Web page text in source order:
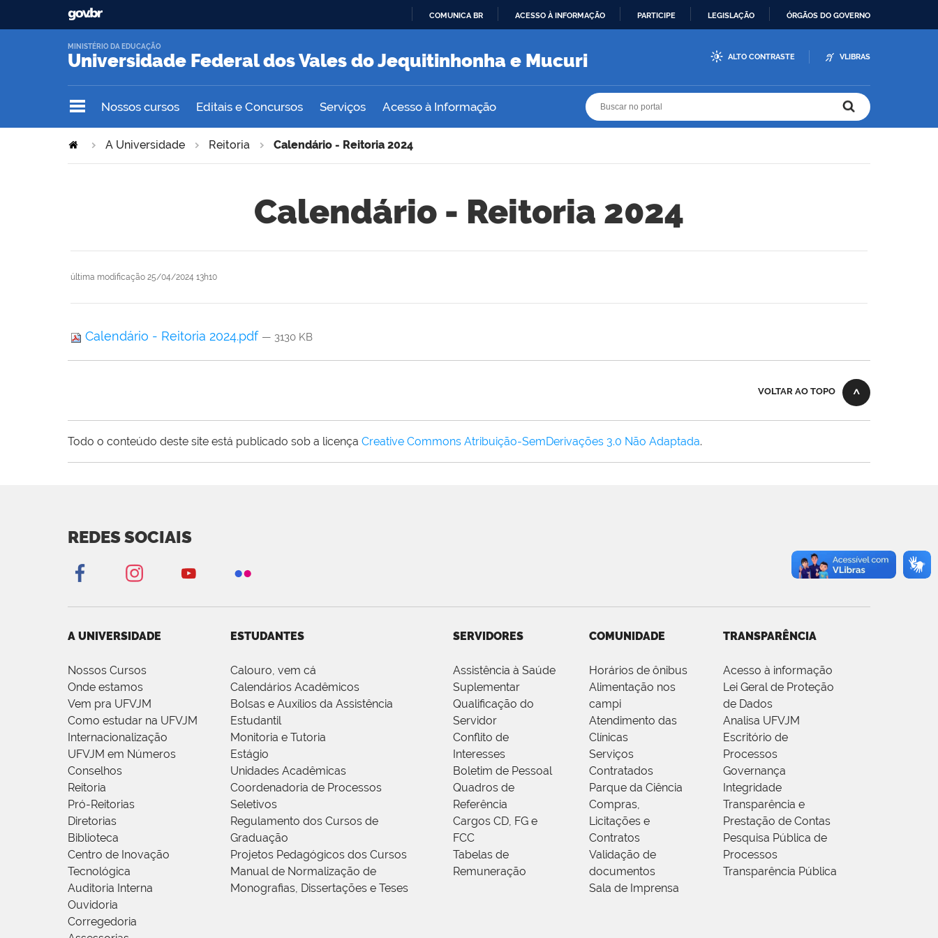
O
COMUNICA BR ACESSO À INFORMAÇÃO PARTICIPE LEGISLAÇÃO ÓRGÃOS DO GOVERNO
Universidade Federal dos Vales do Jequitinhonha e Mucuri
MINISTÉRIO DA EDUCAÇÃO
ALTO CONTRASTE VLIBRAS
Nossos cursos Editais e Concursos Serviços Acesso à Informação
A Universidade Reitoria Calendário - Reitoria 2024
Calendário - Reitoria 2024
última modificação 25/04/2024 13h10
Calendário - Reitoria 2024.pdf — 3130 KB
VOLTAR AO TOPO
Todo o conteúdo deste site está publicado sob a licença Creative Commons Atribuição-SemDerivações 3.0 Não Adaptada.
REDES SOCIAIS
A UNIVERSIDADE
Nossos Cursos
Onde estamos
Vem pra UFVJM
Como estudar na UFVJM
Internacionalização
UFVJM em Números
Conselhos
Reitoria
Pró-Reitorias
Diretorias
Biblioteca
Centro de Inovação
Tecnológica
Auditoria Interna
Ouvidoria
Corregedoria
ESTUDANTES
Calouro, vem cá
Calendários Acadêmicos
Bolsas e Auxílios da Assistência
Estudantil
Monitoria e Tutoria
Estágio
Unidades Acadêmicas
Coordenadoria de Processos
Seletivos
Regulamento dos Cursos de
Graduação
Projetos Pedagógicos dos Cursos
Manual de Normalização de
Monografias, Dissertações e Teses
SERVIDORES
Assistência à Saúde
Suplementar
Qualificação do
Servidor
Conflito de
Interesses
Boletim de Pessoal
Quadros de
Referência
Cargos CD, FG e
FCC
Tabelas de
Remuneração
COMUNIDADE
Horários de ônibus
Alimentação nos
campi
Atendimento das
Clínicas
Serviços
Contratados
Parque da Ciência
Compras,
Licitações e
Contratos
Validação de
documentos
Sala de Imprensa
TRANSPARÊNCIA
Acesso à informação
Lei Geral de Proteção
de Dados
Analisa UFVJM
Escritório de
Processos
Governança
Integridade
Transparência e
Prestação de Contas
Pesquisa Pública de
Processos
Transparência Pública